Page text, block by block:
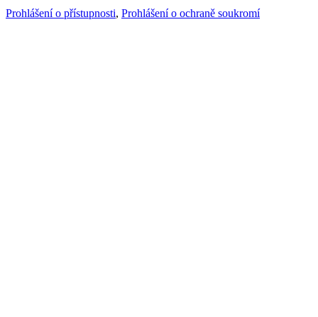
Prohlášení o přístupnosti, Prohlášení o ochraně soukromí